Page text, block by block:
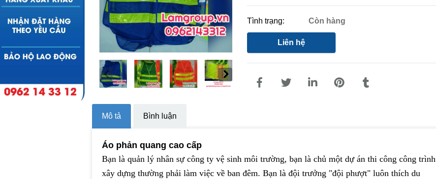
Tình trạng: Còn hàng
Liên hệ
Mô tả Bình luận
Áo phản quang cao cấp
Bạn là quản lý nhân sự công ty vệ sinh môi trường, bạn là chủ một dự án thi công công trình
xây dựng thường phải làm việc về ban đêm. Bạn là đội trưởng "đội phượt" luôn thích du